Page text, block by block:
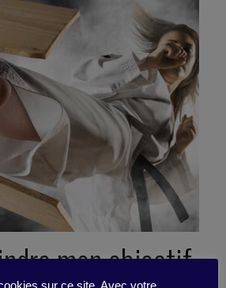
mon objectif
sur ce site. Avec votre